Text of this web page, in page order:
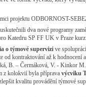
projektu ODBORNOST-
dva nové programy
Katedru SP FF UK v Praze
o týmové supervizi ve
kontraktování až k hodnocení
B. – Čermáková, V. - Kinkor
z kolokvií byla příprava výcviku
kvalitu provádění týmové